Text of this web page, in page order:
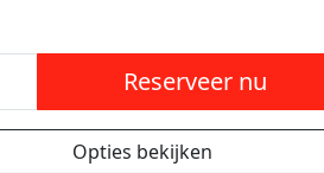
Reserveer nu
Opties bekijken